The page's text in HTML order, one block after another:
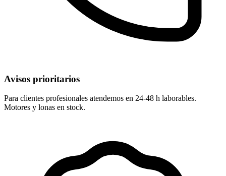
Avisos prioritarios
Para clientes profesionales atendemos en 24-48 h laborables.
Motores y lonas en stock.